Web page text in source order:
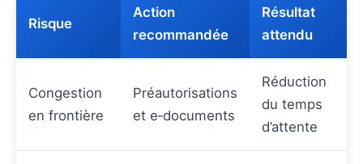
Risque
Action
recommandée
Résultat
attendu
Congestion
en frontière
Préautorisations
et e‑documents
Réduction
du temps
d’attente